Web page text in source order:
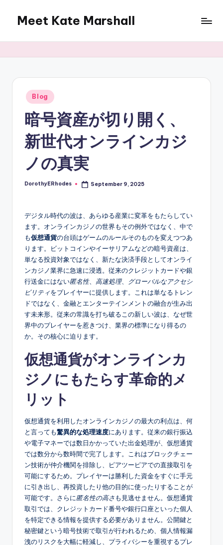
content
Meet Kate Marshall
to
full
spectrum
blog
Posted
in
Blog
暗号資産が切り開く、
新世代オンラインカジ
ノの真実
Posted
DorothyERhodes September 9, 2025
デジタル時代の波は、あらゆる産業に変革をもたらしてい
ます。オンラインカジノの世界もその例外ではなく、中で
も仮想通貨の台頭はゲームのルールそのものを変えつつあ
ります。ビットコインやイーサリアムなどの暗号資産は、
単なる投資対象ではなく、新たな決済手段としてオンライ
ンカジノ業界に急速に浸透。従来のクレジットカードや銀
行送金にはない匿名性、 高速処理、
グローバルなアクセシ
ビリティをプレイヤーに提供します。これは単なるトレン
ドではなく、金融とエンターテインメントの融合が生み出
す未来形。従来の常識を打ち破るこの新しい波は、なぜ世
界中のプレイヤーを惹きつけ、業界の標準になり得るの
か。その核心に迫ります。
仮想通貨がオンラインカ
ジノにもたらす革命的メ
リット
仮想通貨を利用したオンラインカジノの最大の利点は、何
と言っても驚異的な処理速度にあります。従来の銀行振込
や電子マネーでは数日かかっていた出金処理が、仮想通貨
では数分から数時間で完了します。これはブロックチェー
ン技術が仲介機関を排除し、ピアツーピアでの直接取引を
可能にするため。プレイヤーは勝利した資金をすぐに手元
に引き出し、再投資したり他の目的に使ったりすることが
可能です。さらに匿名性の高さも見逃せません。仮想通貨
取引では、クレジットカード番号や銀行口座といった個人
を特定できる情報を提供する必要がありません。公開鍵と
秘密鍵という暗号技術で取引が行われるため、個人情報漏
洩のリスクを大幅に軽減し、プライバシーを重視するプレ